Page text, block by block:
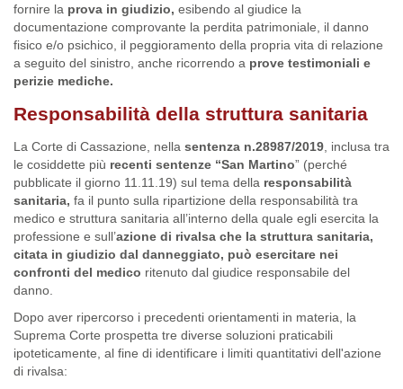
fornire la prova in giudizio, esibendo al giudice la
documentazione comprovante la perdita patrimoniale, il danno
fisico e/o psichico, il peggioramento della propria vita di relazione
a seguito del sinistro, anche ricorrendo a prove testimoniali e
perizie mediche.
Responsabilità della struttura sanitaria
La Corte di Cassazione, nella sentenza n.28987/2019 , inclusa tra
le cosiddette più recenti sentenze “San Martino” (perché
pubblicate il giorno 11.11.19) sul tema della responsabilità
sanitaria, fa il punto sulla ripartizione della responsabilità tra
medico e struttura sanitaria all’interno della quale egli esercita la
professione e sull’azione di rivalsa che la struttura sanitaria,
citata in giudizio dal danneggiato, può esercitare nei
confronti del medico ritenuto dal giudice responsabile del
danno.
Dopo aver ripercorso i precedenti orientamenti in materia, la
Suprema Corte prospetta tre diverse soluzioni praticabili
ipoteticamente, al fine di identificare i limiti quantitativi dell'azione
di rivalsa: